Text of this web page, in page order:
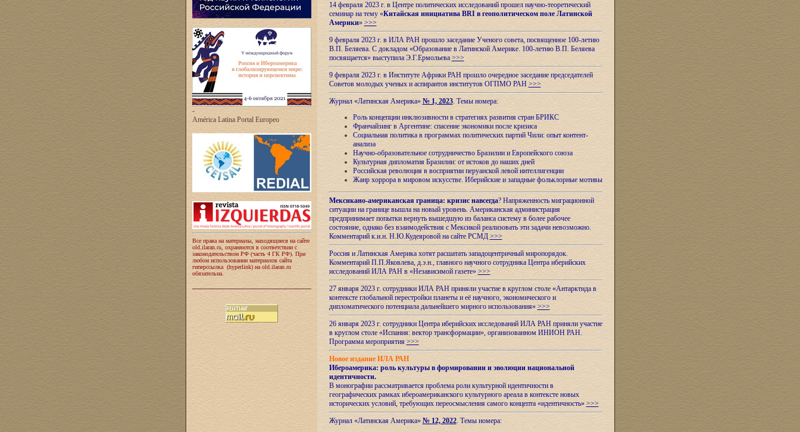
-
América Latina Portal Europeo
Все права на материалы, находящиеся на сайте
old.ilaran.ru, охраняются в соответствии с
законодательством РФ (часть 4 ГК РФ). При
любом использовании материалов сайта
гиперссылка (hyperlink) на old.ilaran.ru
обязательна.
14 февраля 2023 г. в Центре политических исследований прошел научно-теоретический
семинар на тему «Китайская инициатива BRI в геополитическом поле Латинской
Америки» >>>
9 февраля 2023 г. в ИЛА РАН прошло заседание Ученого совета, посвященное 100-летию
В.П. Беляева. С докладом «Образование в Латинской Америке. 100-летию В.П. Беляева
посвящается» выступила Э.Г.Ермольева >>>
9 февраля 2023 г. в Институте Африки РАН прошло очередное заседание председателей
Советов молодых ученых и аспирантов институтов ОГПМО РАН >>>
Журнал «Латинская Америка» № 1, 2023. Темы номера:
Роль концепции инклюзивности в стратегиях развития стран БРИКС
Франчайзинг в Аргентине: спасение экономики после кризиса
Социальная политика в программах политических партий Чили: опыт контент-
анализа
Научно-образовательное сотрудничество Бразилии и Европейского союза
Культурная дипломатия Бразилии: от истоков до наших дней
Российская революция в восприятии перуанской левой интеллигенции
Жанр хоррора в мировом искусстве. Иберийские и западные фольклорные мотивы
Мексикано-американская граница: кризис навсегда? Напряженность миграционной
ситуации на границе вышла на новый уровень. Американская администрация
предпринимает попытки вернуть вышедшую из баланса систему в более рабочее
состояние, однако без взаимодействия с Мексикой реализовать эти задачи невозможно.
Комментарий к.и.н. Н.Ю.Кудеяровой на сайте РСМД >>>
Россия и Латинская Америка хотят расшатать западоцентричный миропорядок.
Комментарий П.П.Яковлева, д.э.н., главного научного сотрудника Центра иберийских
исследований ИЛА РАН в «Независимой газете» >>>
27 января 2023 г. сотрудники ИЛА РАН приняли участие в круглом столе «Антарктида в
контексте глобальной перестройки планеты и её научного, экономического и
дипломатического потенциала дальнейшего мирного использования» >>>
26 января 2023 г. сотрудники Центра иберийских исследований ИЛА РАН приняли участие
в круглом столе «Испания: вектор трансформации», организованном ИНИОН РАН.
Программа мероприятия>>>
Новое издание ИЛА РАН
Ибероамерика: роль культуры в формировании и эволюции национальной
идентичности.
В монографии рассматривается проблема роли культурной идентичности в
географических рамках ибероамериканского культурного ареала в контексте новых
исторических условий, требующих переосмысления самого концепта «идентичность» >>>
Журнал «Латинская Америка» № 12, 2022. Темы номера: